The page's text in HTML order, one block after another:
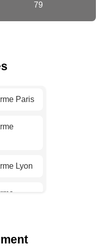
79
Paris
Lyon
Nice